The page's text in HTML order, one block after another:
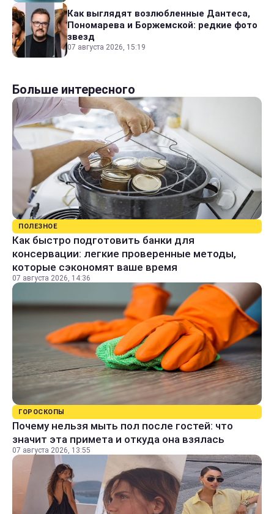
Как выглядят возлюбленные Дантеса,
Пономарева и Боржемской: редкие фото
звезд
07 августа 2026, 15:19
Больше интересного
ПОЛЕЗНОЕ
Как быстро подготовить банки для
консервации: легкие проверенные методы,
которые сэкономят ваше время
07 августа 2026, 14:36
ГОРОСКОПЫ
Почему нельзя мыть пол после гостей: что
значит эта примета и откуда она взялась
07 августа 2026, 13:55